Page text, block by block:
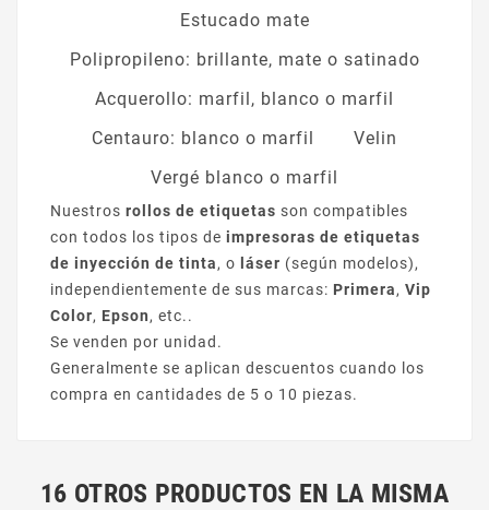
Estucado mate
Polipropileno: brillante, mate o satinado
Acquerollo: marfil, blanco o marfil
Centauro: blanco o marfil
Velin
Vergé blanco o marfil
Nuestros rollos de etiquetas son compatibles
con todos los tipos de impresoras de etiquetas
de inyección de tinta, o láser (según modelos),
independientemente de sus marcas: Primera, Vip
Color, Epson, etc..
Se venden por unidad.
Generalmente se aplican descuentos cuando los
compra en cantidades de 5 o 10 piezas.
16 OTROS PRODUCTOS EN LA MISMA